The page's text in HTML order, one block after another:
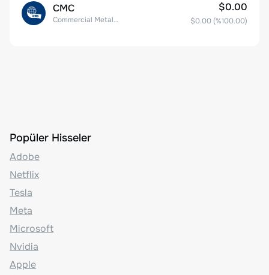
CMC
Commercial Metals Company
$0.00
$0.00 (%100.00)
Popüler Hisseler
Adobe
Netflix
Tesla
Meta
Microsoft
Nvidia
Apple